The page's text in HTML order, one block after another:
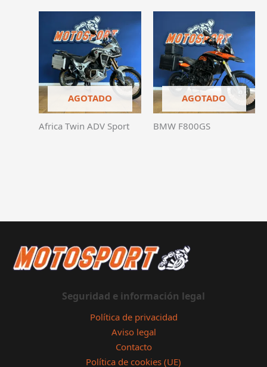
AGOTADO
Africa Twin ADV Sport
AGOTADO
BMW F800GS
Seguridad e información legal
Política de privacidad
Aviso legal
Contacto
Política de cookies (UE)